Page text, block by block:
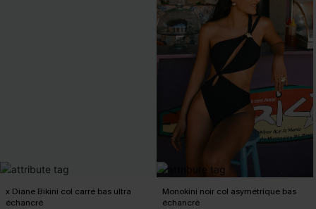
x Diane Bikini col carré bas ultra
échancré
Monokini noir col asymétrique bas
échancré